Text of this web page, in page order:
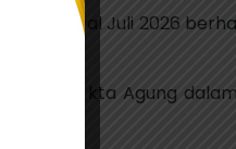
awal Juli 2026
pajak,” kta Agung